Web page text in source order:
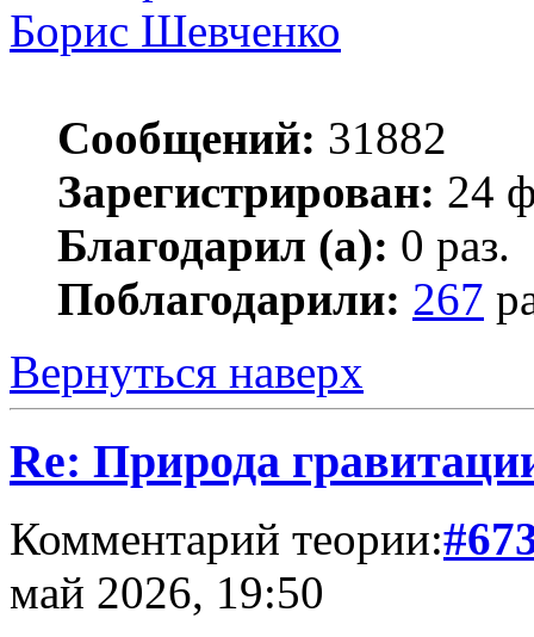
Борис Шевченко
Сообщений: 31882
Зарегистрирован: 24
Благодарил (а): 0 раз.
Поблагодарили: 267
Вернуться наверх
Re: Природа
Комментарий теории:
май 2026, 19:50